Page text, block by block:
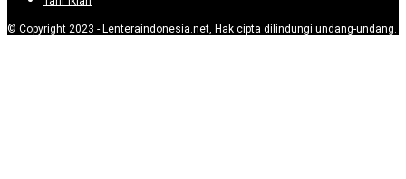
© Copyright 2023 - Lenteraindonesia.net, Hak cipta dilindungi undang-undang.